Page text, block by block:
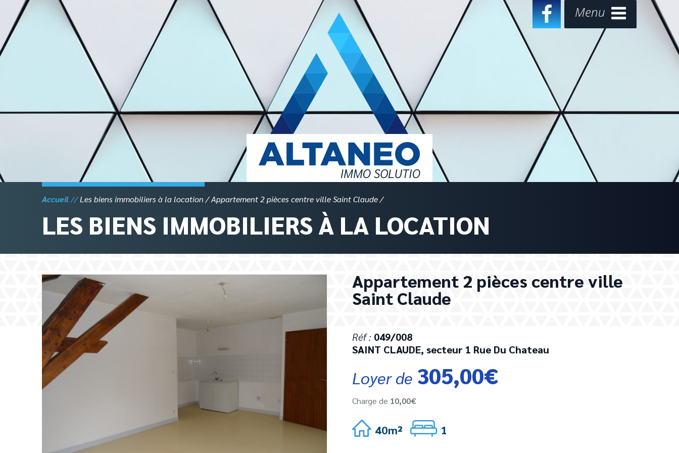
content
Menu
Accueil Les biens immobiliers à la location Appartement 2 pièces centre ville Saint Claude
LES BIENS IMMOBILIERS À LA LOCATION
Appartement 2 pièces centre ville
Saint Claude
Réf : 049/008
SAINT CLAUDE, secteur 1 Rue Du Chateau
Loyer de 305,00€
Charge de 10,00€
40m² 1